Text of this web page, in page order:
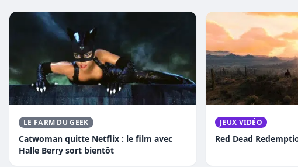
LE FARM DU GEEK
Catwoman quitte Netflix : le film avec
Halle Berry sort bientôt
JEUX VIDÉO
Red Dead